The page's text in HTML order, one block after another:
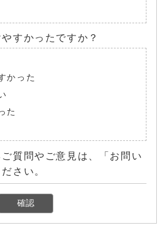
すかったですか？
かった
た
質問やご意見は、「お問い
さい。